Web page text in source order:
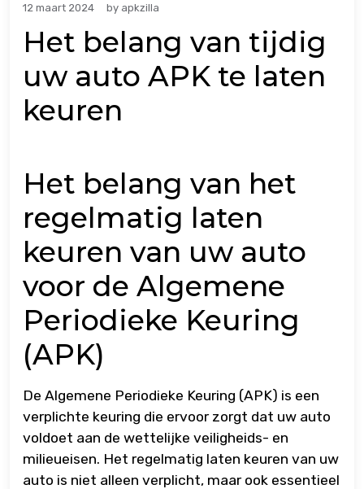
12 maart 2024 by apkzilla
Het belang van tijdig
uw auto APK te laten
keuren
Het belang van het
regelmatig laten
keuren van uw auto
voor de Algemene
Periodieke Keuring
(APK)
De Algemene Periodieke Keuring (APK) is een
verplichte keuring die ervoor zorgt dat uw auto
voldoet aan de wettelijke veiligheids- en
milieueisen. Het regelmatig laten keuren van uw
auto is niet alleen verplicht, maar ook essentieel